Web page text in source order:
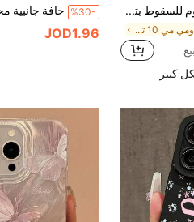
غطاء هاتف مقاوم للسقوط بتصميم قطة مرسومة مثقبة شفافة بأسلوب بسيط وعصري وإبداعي متوافق مع Ip 17/Ip 17pro/Ip 17promax/ IP16/11/16pro/16plus/16promax/16e/15Promax/13/14/12/XS/XR/7G/8P، متوافق مع Galaxy S25/S25PLUS/S25 Ultra/A16/A36/A26/A56/A50/A12/A32/A52/A72/A51/A21S/A13/A14/S24/S24PLUS/S24Ultra/S20/S23/S22/A53/S20FE/S21 غطاء هاتف واقي مقاوم للسقوط
في شاومي مي 10 تي برو 5G أغطية هواتف أنيقة
كبير
%30-
JOD1.96